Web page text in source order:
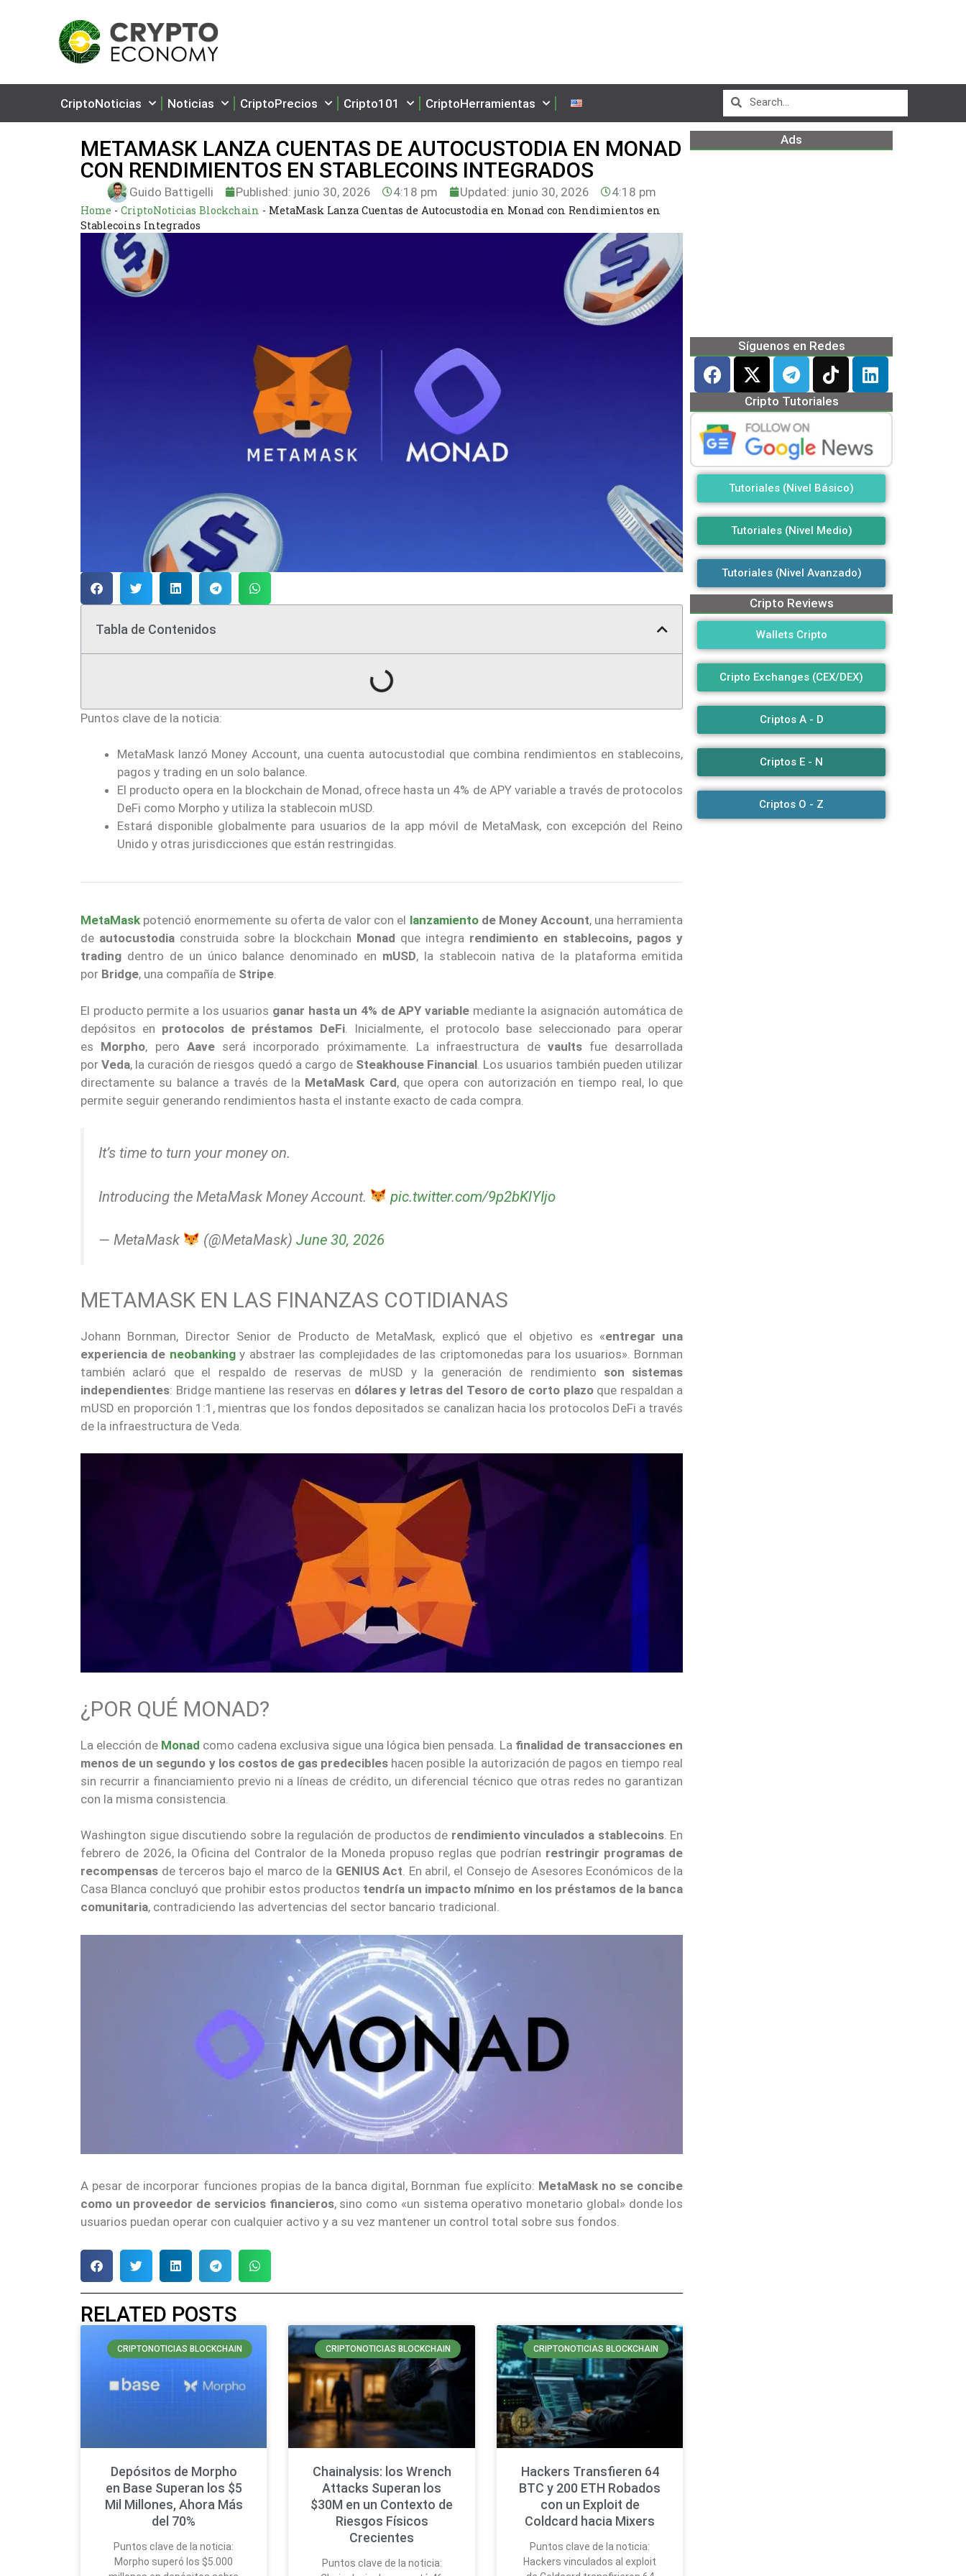
CriptoNoticias Noticias CriptoPrecios Cripto101 CriptoHerramientas
METAMASK LANZA CUENTAS DE AUTOCUSTODIA EN MONAD
CON RENDIMIENTOS EN STABLECOINS INTEGRADOS
Guido Battigelli Published: junio 30, 2026 4:18 pm Updated: junio 30, 2026 4:18 pm
Home - CriptoNoticias Blockchain - MetaMask Lanza Cuentas de Autocustodia en Monad con Rendimientos en
Stablecoins Integrados
Tabla de Contenidos
Puntos clave de la noticia:
MetaMask lanzó Money Account, una cuenta autocustodial que combina rendimientos en stablecoins,
pagos y trading en un solo balance.
El producto opera en la blockchain de Monad, ofrece hasta un 4% de APY variable a través de protocolos
DeFi como Morpho y utiliza la stablecoin mUSD.
Estará disponible globalmente para usuarios de la app móvil de MetaMask, con excepción del Reino
Unido y otras jurisdicciones que están restringidas.
MetaMask potenció enormemente su oferta de valor con el lanzamientode Money Account, una herramienta
de autocustodia construida sobre la blockchain Monad que integra rendimiento en stablecoins, pagos y
trading dentro de un único balance denominado en mUSD, la stablecoin nativa de la plataforma emitida
por Bridge, una compañía de Stripe.
El producto permite a los usuarios ganar hasta un 4% de APY variable mediante la asignación automática de
depósitos en protocolos de préstamos DeFi. Inicialmente, el protocolo base seleccionado para operar
es Morpho, pero Aave será incorporado próximamente. La infraestructura de vaults fue desarrollada
porVeda, la curación de riesgos quedó a cargo de Steakhouse Financial. Los usuarios también pueden utilizar
directamente su balance a través de la MetaMask Card, que opera con autorización en tiempo real, lo que
permite seguir generando rendimientos hasta el instante exacto de cada compra.
It’s time to turn your money on.
Introducing the MetaMask Money Account. pic.twitter.com/9p2bKlYIjo
— MetaMask (@MetaMask)June 30, 2026
METAMASK EN LAS FINANZAS COTIDIANAS
Johann Bornman, Director Senior de Producto de MetaMask, explicó que el objetivo es «entregar una
experiencia de neobankingy abstraer las complejidades de las criptomonedas para los usuarios». Bornman
también aclaró que el respaldo de reservas de mUSD y la generación de rendimiento son sistemas
independientes: Bridge mantiene las reservas en dólares y letras del Tesoro de corto plazoque respaldan a
mUSD en proporción 1:1, mientras que los fondos depositados se canalizan hacia los protocolos DeFi a través
de la infraestructura de Veda.
¿POR QUÉ MONAD?
La elección de Monad como cadena exclusiva sigue una lógica bien pensada. La finalidad de transacciones en
menos de un segundo y los costos de gas predecibles hacen posible la autorización de pagos en tiempo real
sin recurrir a financiamiento previo ni a líneas de crédito, un diferencial técnico que otras redes no garantizan
con la misma consistencia.
Washington sigue discutiendo sobre la regulación de productos de rendimiento vinculados a stablecoins. En
febrero de 2026, la Oficina del Contralor de la Moneda propuso reglas que podrían restringir programas de
recompensas de terceros bajo el marco de la GENIUS Act. En abril, el Consejo de Asesores Económicos de la
Casa Blanca concluyó que prohibir estos productos tendría un impacto mínimo en los préstamos de la banca
comunitaria, contradiciendo las advertencias del sector bancario tradicional.
A pesar de incorporar funciones propias de la banca digital, Bornman fue explícito: MetaMask no se concibe
como un proveedor de servicios financieros, sino como «un sistema operativo monetario global» donde los
usuarios puedan operar con cualquier activo y a su vez mantener un control total sobre sus fondos.
RELATED POSTS
CRIPTONOTICIAS BLOCKCHAIN
Depósitos de Morpho
en Base Superan los $5
Mil Millones, Ahora Más
del 70%
Puntos clave de la noticia:
Morpho superó los $5.000
CRIPTONOTICIAS BLOCKCHAIN
Chainalysis: los Wrench
Attacks Superan los
$30M en un Contexto de
Riesgos Físicos
Crecientes
Puntos clave de la noticia:
CRIPTONOTICIAS BLOCKCHAIN
Hackers Transfieren 64
BTC y 200 ETH Robados
con un Exploit de
Coldcard hacia Mixers
Puntos clave de la noticia:
Hackers vinculados al exploit
Ads
Síguenos en Redes
Cripto Tutoriales
Tutoriales (Nivel Básico)
Tutoriales (Nivel Medio)
Tutoriales (Nivel Avanzado)
Cripto Reviews
Wallets Cripto
Cripto Exchanges (CEX/DEX)
Criptos A - D
Criptos E - N
Criptos O - Z